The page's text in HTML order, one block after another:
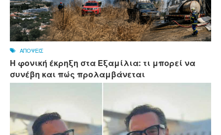
ΑΠΟΨΕΙΣ
Η φονική έκρηξη στα Εξαμίλια: τι μπορεί να
συνέβη και πώς προλαμβάνεται